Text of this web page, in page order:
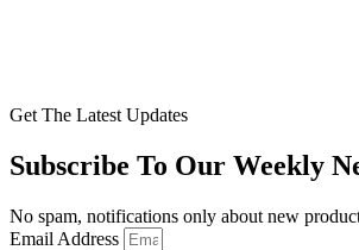
Get The Latest Updates
Subscribe To Our Weekly
No spam, notifications only about new
Email Address